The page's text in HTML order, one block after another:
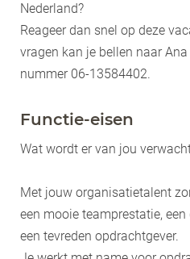
Nederland?
Reageer dan snel op deze
vragen kan je bellen naar
nummer 06-13584402.
Functie-eisen
Wat wordt er van jou
Met jouw organisatietalent
een mooie teamprestatie,
een tevreden opdrachtgever.